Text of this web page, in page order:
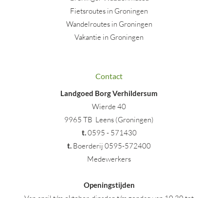
Fietsroutes in Groningen
Wandelroutes in Groningen
Vakantie in Groningen
Contact
Landgoed Borg Verhildersum
Wierde 40
9965 TB Leens (Groningen)
t.0595 - 571430
t. Boerderij 0595-572400
Medewerkers
Openingstijden